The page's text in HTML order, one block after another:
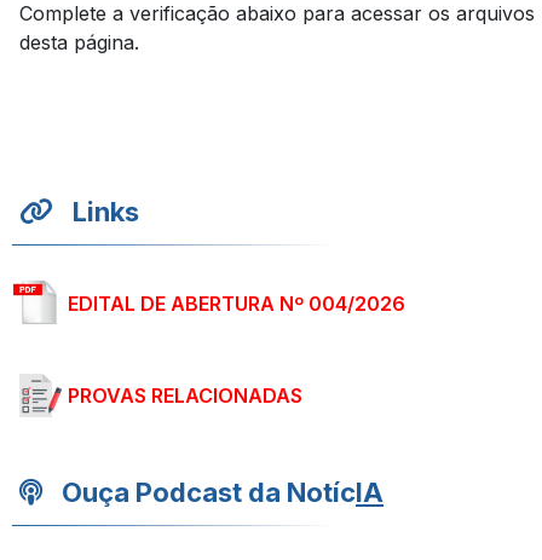
Complete a verificação abaixo para acessar os arquivos
desta página.
Links
EDITAL DE ABERTURA Nº 004/2026
PROVAS RELACIONADAS
Ouça Podcast da NotícIA